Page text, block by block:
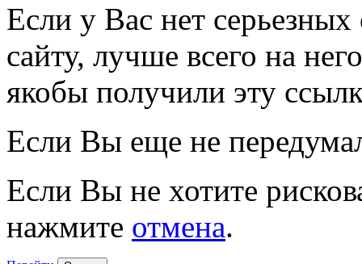
Если у Вас нет
сайту, лучше всего на
якобы получили эту
Если Вы еще не
Если Вы не хотите
нажмите отмена.